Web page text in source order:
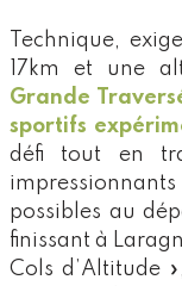
Technique,
17km et une
Grande
sportifs
défi tout en
possibles au
finissant à
Cols d’Altitude